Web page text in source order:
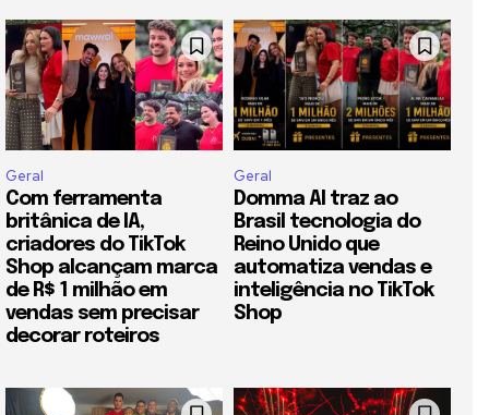
Geral
Com ferramenta
britânica de IA,
criadores do TikTok
Shop alcançam marca
de R$ 1 milhão em
vendas sem precisar
decorar roteiros
Geral
Domma AI traz ao
Brasil tecnologia do
Reino Unido que
automatiza vendas e
inteligência no TikTok
Shop